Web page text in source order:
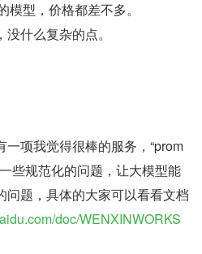
型，价格都差不多。
什么复杂的点。
项我觉得很棒的服务，“prom
些规范化的问题，让大模型能
问题，具体的大家可以看看文档
doc/WENXINWORKS